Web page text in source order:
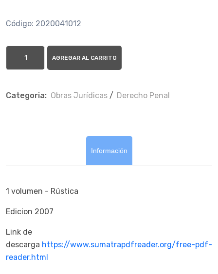
Código: 2020041012
AGREGAR AL CARRITO
Categoria: Obras Jurí­dicas / Derecho Penal
Información
1 volumen - Rústica
Edicion 2007
Link de
descarga https://www.sumatrapdfreader.org/free-pdf-
reader.html